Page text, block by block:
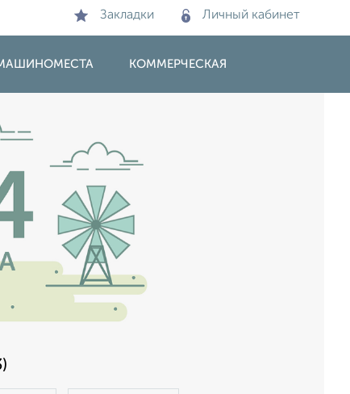
Закладки Личный кабинет
КОММЕРЧЕСКАЯ